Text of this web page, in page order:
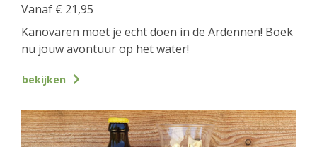
Vanaf € 21,95
Kanovaren moet je echt doen in de Ardennen! Boek
nu jouw avontuur op het water!
bekijken